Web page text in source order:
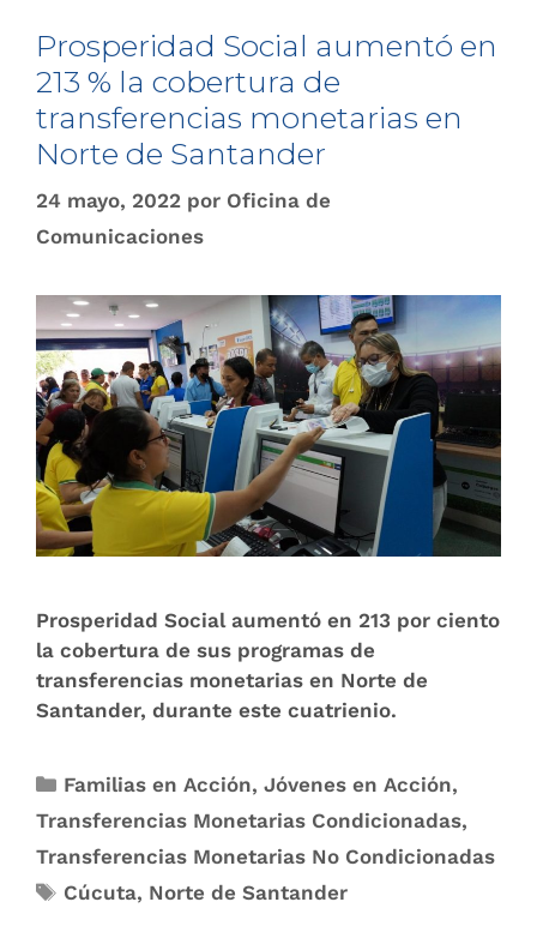
Prosperidad Social aumentó en
213 % la cobertura de
transferencias monetarias en
Norte de Santander
24 mayo, 2022 por Oficina de
Comunicaciones
Prosperidad Social aumentó en 213 por ciento
la cobertura de sus programas de
transferencias monetarias en Norte de
Santander, durante este cuatrienio.
Familias en Acción,Jóvenes en Acción,
Transferencias Monetarias Condicionadas,
Transferencias Monetarias No Condicionadas
Cúcuta, Norte de Santander